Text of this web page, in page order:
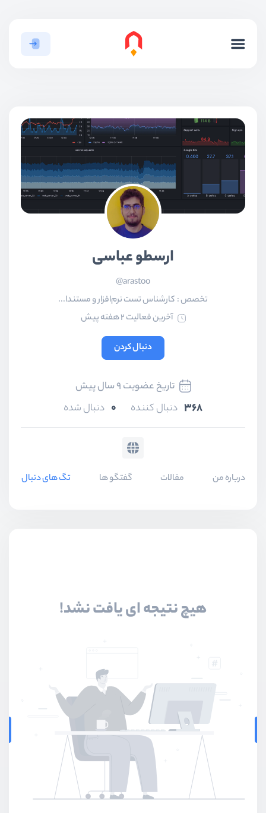
ارسطو عباسی
arastoo@
تخصص : کارشناس تست نرم‌افزار و مستندا...
آخرین فعالیت 2 هفته پیش
دنبال کردن
368 دنبال کننده 0 دنبال شده
تاریخ عضویت 9 سال پیش
درباره من مقالات گفتگو ها تگ های دنبال شده
هیچ نتیجه ای یافت نشد!